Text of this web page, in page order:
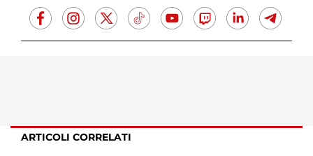
ARTICOLI CORRELATI